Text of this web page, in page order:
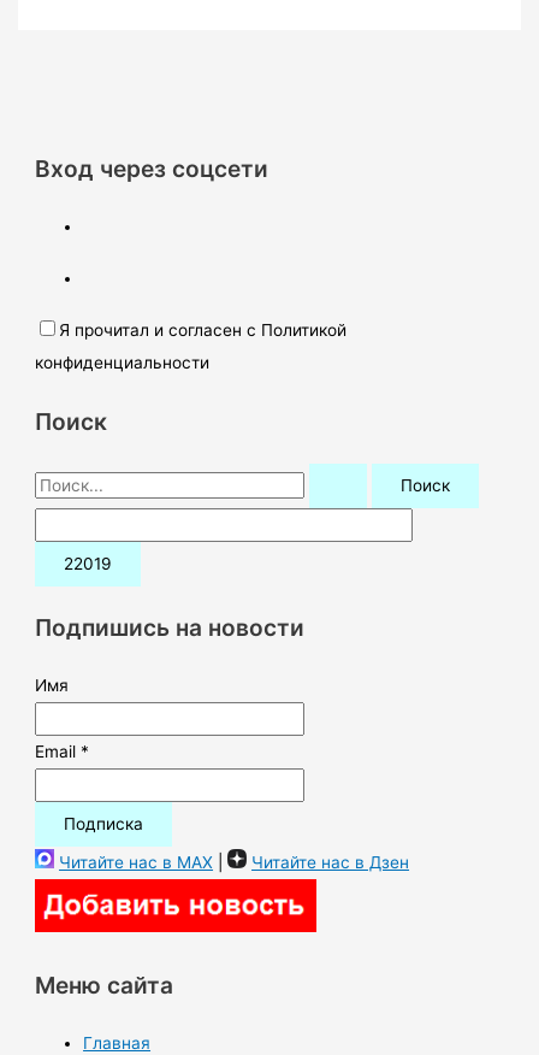
Вход через соцсети
Я прочитал и согласен с Политикой
конфиденциальности
Поиск
П
о
и
:Подпишись на новости
Имя
Email *
Читайте нас в MAX | Читайте нас в Дзен
Меню сайта
Главная